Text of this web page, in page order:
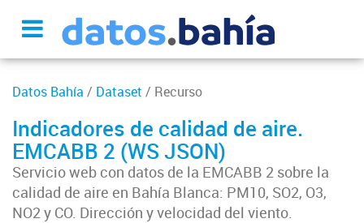
Datos Bahía / Dataset / Recurso
Indicadores de calidad de aire.
EMCABB 2 (WS JSON)
Servicio web con datos de la EMCABB 2 sobre la
calidad de aire en Bahía Blanca: PM10, SO2, O3,
NO2 y CO. Dirección y velocidad del viento.